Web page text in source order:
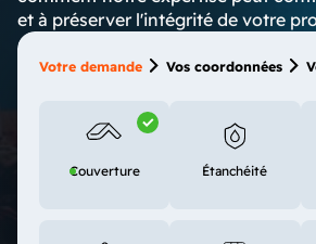
et à préserver l'intégrité de votre
Votre demande Vos coordonnées
Couverture Étanchéité